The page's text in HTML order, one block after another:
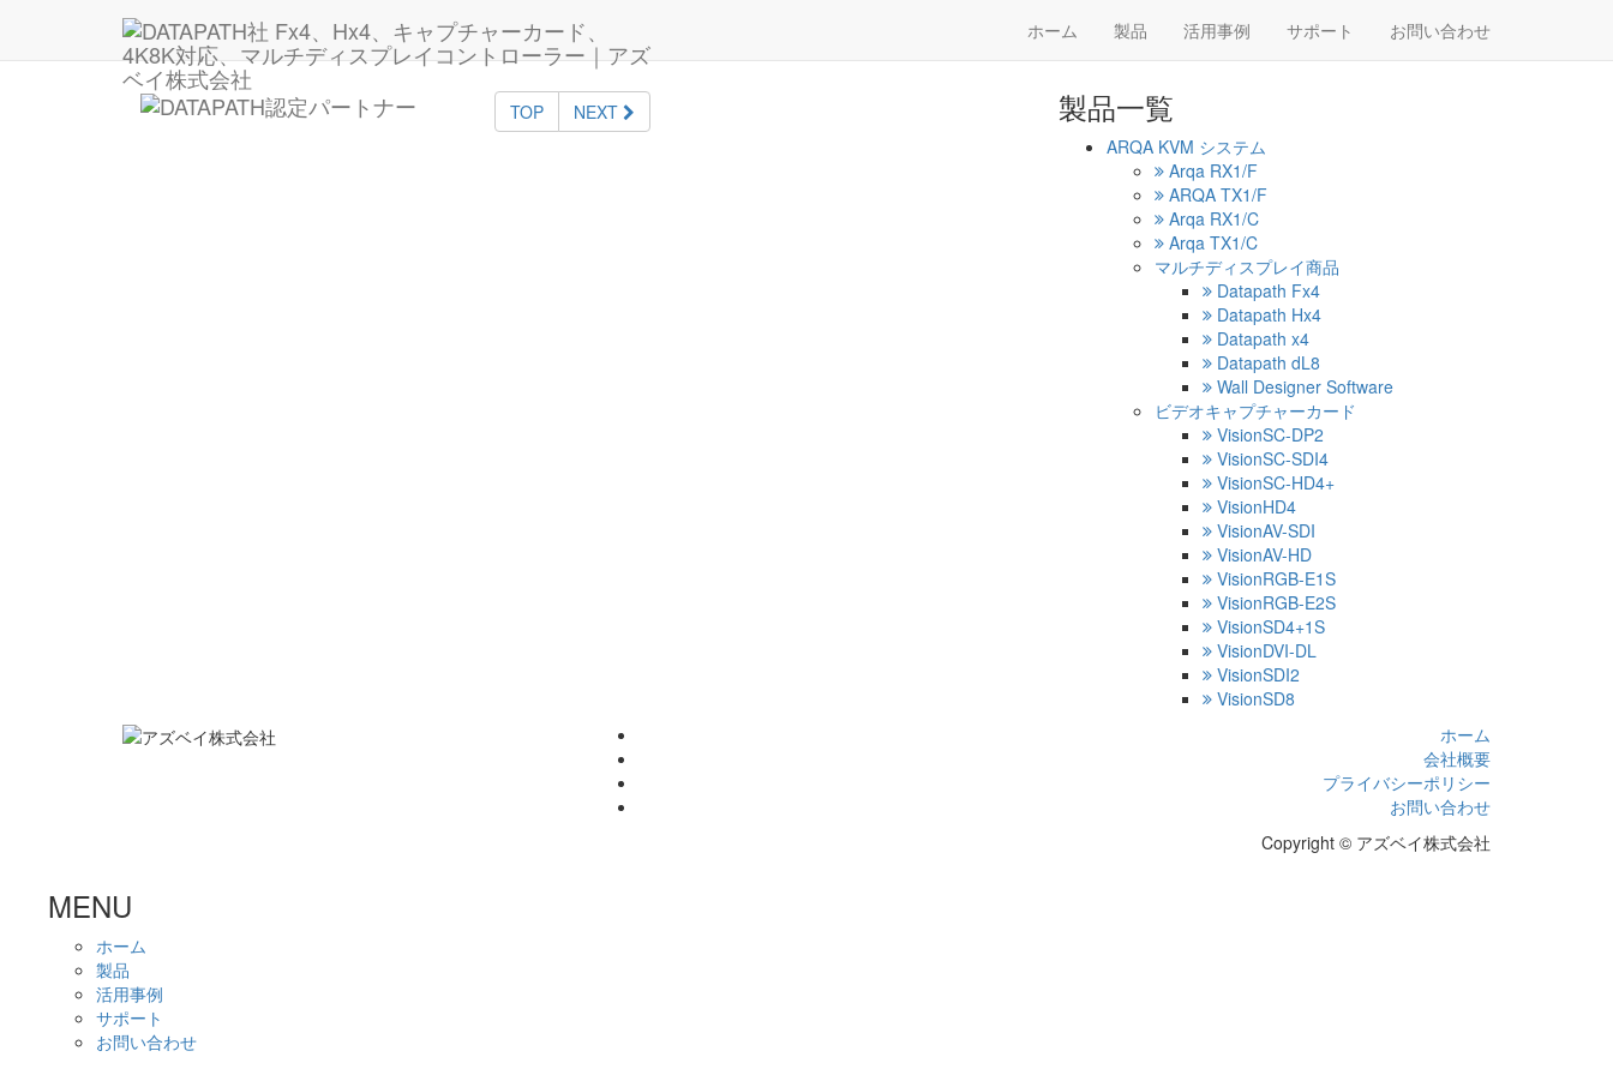
ホーム 製品 活用事例 サポート お問い合わせ
HOME
TOP NEXT 製品一覧
ARQA KVM システム
Arqa RX1/F
ARQA TX1/F
Arqa RX1/C
Arqa TX1/C
マルチディスプレイ商品
Datapath Fx4
Datapath Hx4
Datapath x4
Datapath dL8
Wall Designer Software
ビデオキャプチャーカード
VisionSC-DP2
VisionSC-SDI4
VisionSC-HD4+
VisionHD4
VisionAV-SDI
VisionAV-HD
VisionRGB-E1S
VisionRGB-E2S
VisionSD4+1S
VisionDVI-DL
VisionSDI2
VisionSD8
ホーム
会社概要
プライバシーポリシー
お問い合わせ
Copyright © アズベイ株式会社
MENU
ホーム
製品
活用事例
サポート
お問い合わせ